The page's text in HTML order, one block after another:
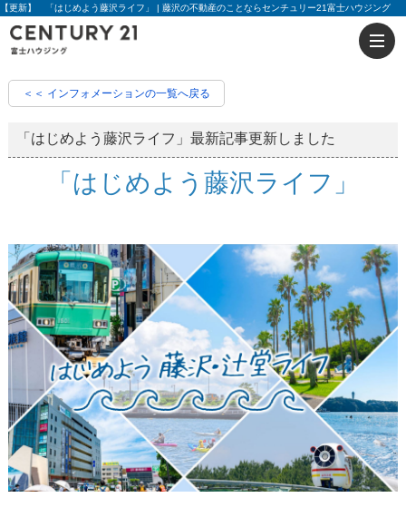
【更新】 「はじめよう藤沢ライフ」 | 藤沢の不動産のことならセンチュリー21富士ハウジング
＜＜ インフォメーションの一覧へ戻る
「はじめよう藤沢ライフ」最新記事更新しました
「はじめよう藤沢ライフ」